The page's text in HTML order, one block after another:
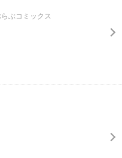
ぶコミックス